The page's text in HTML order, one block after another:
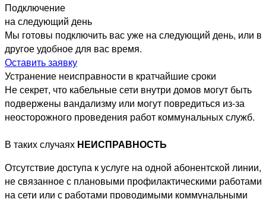
Подключение
на следующий день
Мы готовы подключить вас уже на следующий день, или в
другое удобное для вас время.
Оставить заявку
Устранение неисправности в кратчайшие сроки
Не секрет, что кабельные сети внутри домов могут быть
подвержены вандализму или могут повредиться из-за
неосторожного проведения работ коммунальных служб.
В таких случаях НЕИСПРАВНОСТЬ
Отсутствие доступа к услуге на одной абонентской линии,
не связанное с плановыми профилактическими работами
на сети или с работами проводимыми коммунальными